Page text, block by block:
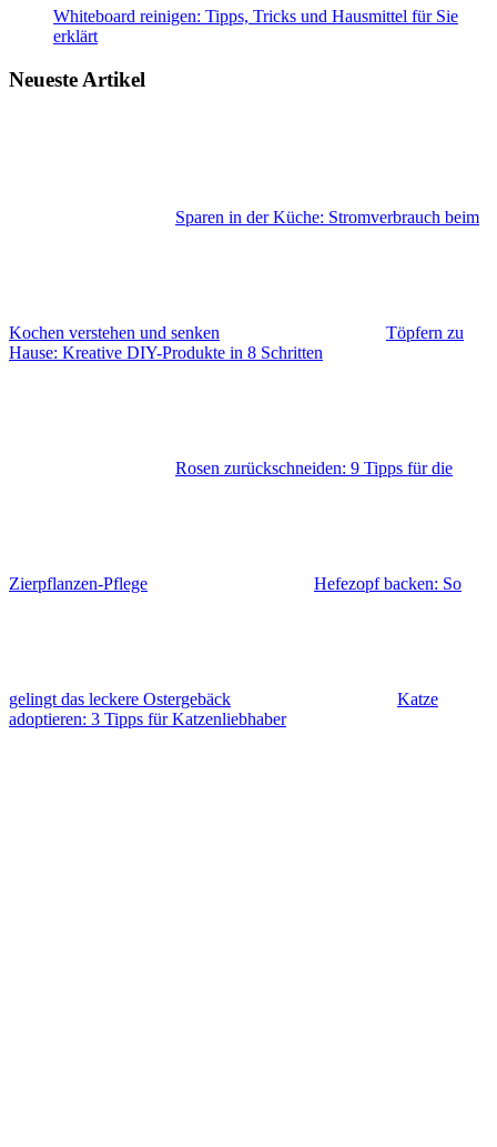
Whiteboard reinigen: Tipps, Tricks und Hausmittel für Sie
erklärt
Neueste Artikel
Sparen in der Küche: Stromverbrauch beim
Kochen verstehen und senken
Töpfern zu
Hause: Kreative DIY-Produkte in 8 Schritten
Rosen zurückschneiden: 9 Tipps für die
Zierpflanzen-Pflege Hefezopf backen: So
gelingt das leckere Ostergebäck
Katze
adoptieren: 3 Tipps für Katzenliebhaber